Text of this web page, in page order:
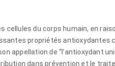
cellules du corps humain, en
propriétés antioxydantes
appellation de “l’antioxydant
dans prévention et le